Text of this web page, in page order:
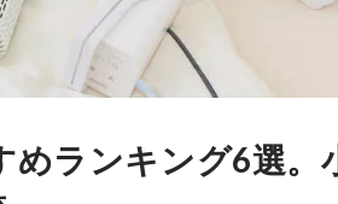
めランキング6選